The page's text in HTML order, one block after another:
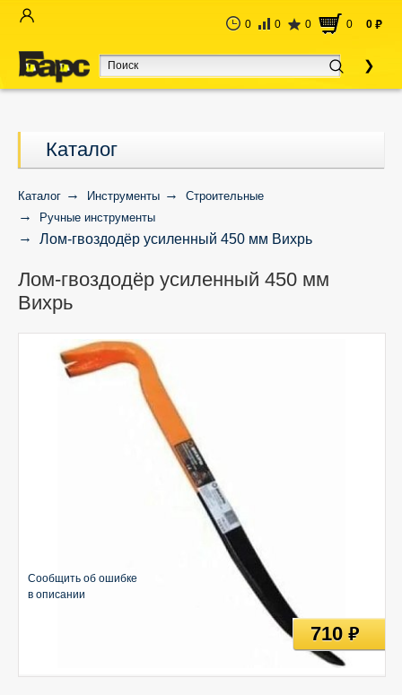
0 0 0 0 0 руб
Каталог
Каталог Инструменты
Строительные
Ручные инструменты
Лом-гвоздодёр усиленный 450 мм Вихрь
Лом-гвоздодёр усиленный 450 мм
Вихрь
Сообщить об ошибке
в описании
710руб